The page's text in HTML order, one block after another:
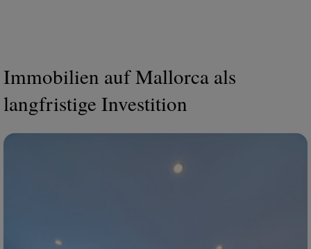
Immobilien auf Mallorca als
langfristige Investition